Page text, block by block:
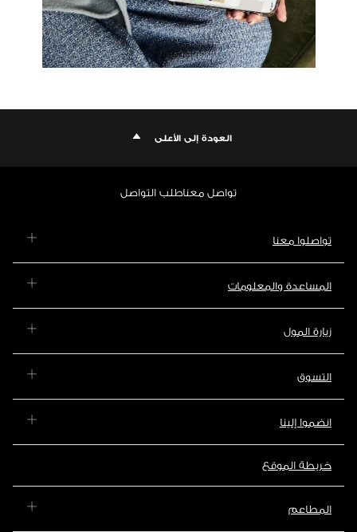
العودة إلى الأعلى
تواصل معناطلب التواصل
تواصلوا معنا
المساعدة والمعلومات
زيارة المول
التسوق
انضموا إلينا
خريطة الموقع
المطاعم